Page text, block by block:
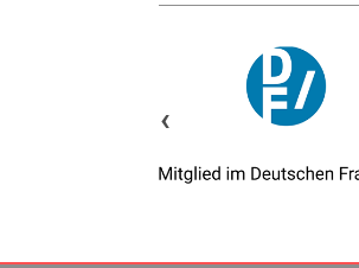
‹